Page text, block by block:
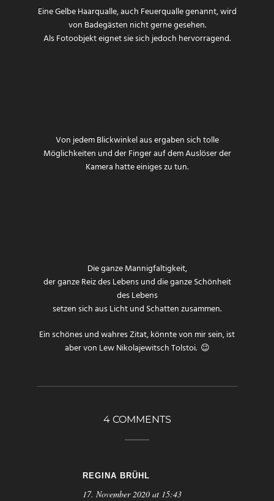
EineGelbe Haarqualle, auch Feuerqualle genannt, wird
von Badegästen nicht gerne gesehen.
Als Fotoobjekt eignet sie sich jedoch hervorragend.
Von jedem Blickwinkel aus ergaben sich tolle
Möglichkeiten und der Finger auf dem Auslöser der
Kamera hatte einiges zu tun.
Die ganze Mannigfaltigkeit,
der ganze Reiz des Lebens und die ganze Schönheit
des Lebens
setzen sich aus Licht und Schatten zusammen.
Ein schönes und wahres Zitat, könnte von mir sein, ist
aber von Lew Nikolajewitsch Tolstoi. 😉
4 COMMENTS
REGINA BRÜHL
17. November 2020 at 15:43